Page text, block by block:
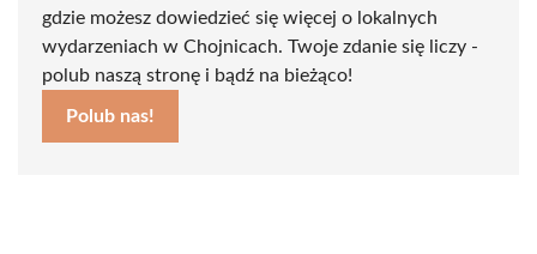
gdzie możesz dowiedzieć się więcej o lokalnych
wydarzeniach w Chojnicach. Twoje zdanie się liczy -
polub naszą stronę i bądź na bieżąco!
Polub nas!